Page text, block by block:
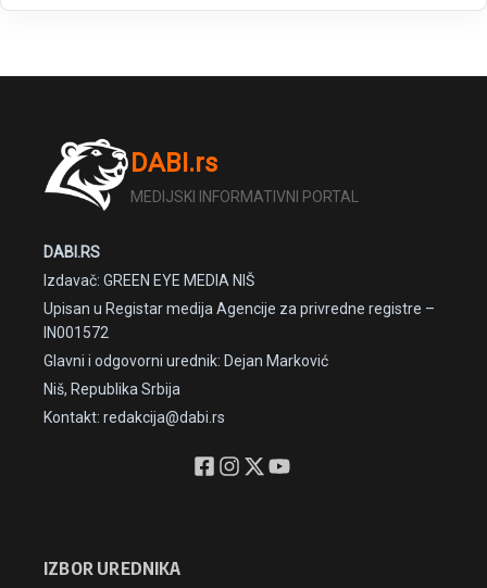
DABI.rs
MEDIJSKI INFORMATIVNI PORTAL
DABI.RS
Izdavač: GREEN EYE MEDIA NIŠ
Upisan u Registar medija Agencije za privredne registre –
IN001572
Glavni i odgovorni urednik: Dejan Marković
Niš, Republika Srbija
Kontakt: redakcija@dabi.rs
IZBOR UREDNIKA